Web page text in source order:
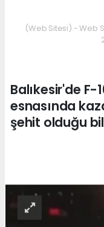
(Web Sitesi) - Web
Balıkesir'de F-
esnasında
şehit olduğu